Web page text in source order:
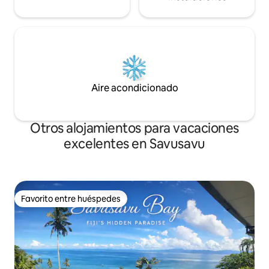
Aire acondicionado
Otros alojamientos para vacaciones
excelentes en Savusavu
Favorito entre huéspedes
Favorito entre huéspedes